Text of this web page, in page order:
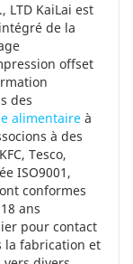
LTD KaiLai est
de la
offset
des
alimentaire à
à des
Tesco,
ISO9001,
conformes
ans
pour contact
la fabrication et